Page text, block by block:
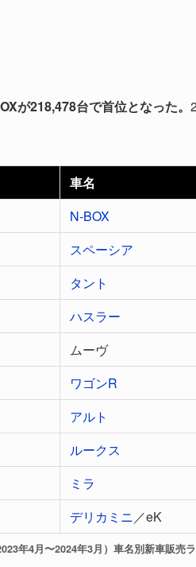
が218,478台で首位となった。
車名
N-BOX
スペーシア
タント
ハスラー
ムーヴ
ワゴンR
アルト
ルークス
ミラ
デリカミニ／eK
年4月〜2024年3月）車名別新車販